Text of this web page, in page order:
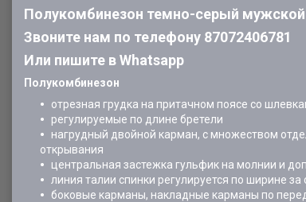
Полукомбинезон темно-серый
Звоните нам по телефону 87072406781
Или пишите в Whatsapp
Полукомбинезон
отрезная грудка на притачном поясе со
регулируемые по длине бретели
нагрудный двойной карман, с множеством
открывания
центральная застежка гульфик на молнии и
линия талии спинки регулируется по ширине за
боковые карманы, накладные карманы по